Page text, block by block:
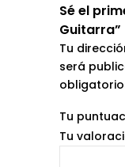
Sé el
Guitarra”
Tu
será
Tu
Tu